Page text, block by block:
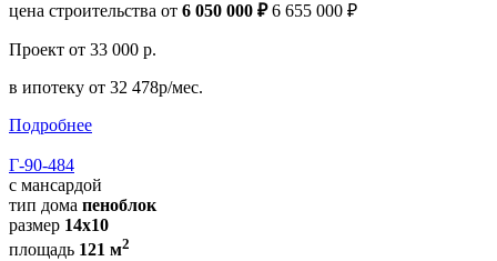
цена строительства от 6 050 000 ₽ 6 655 000 ₽
Проект от 33 000 р.
в ипотеку от 32 478р/мес.
Подробнее
Г-90-484
с мансардой
тип дома пеноблок
размер 14х10
площадь 121 м2